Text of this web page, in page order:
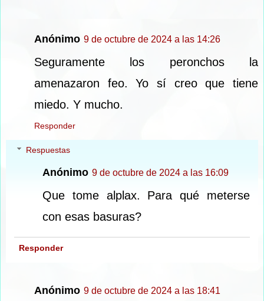
Anónimo 9 de octubre de 2024 a las 14:26
Seguramente los peronchos la
amenazaron feo. Yo sí creo que tiene
miedo. Y mucho.
Responder
Respuestas
Anónimo 9 de octubre de 2024 a las 16:09
Que tome alplax. Para qué meterse
con esas basuras?
Responder
Anónimo 9 de octubre de 2024 a las 18:41